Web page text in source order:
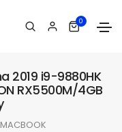
0
2019 i9-9880HK
RX5500M/4GB